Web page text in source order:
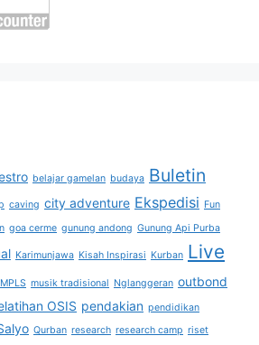
belajar gamelan budaya Buletin
caving city adventure Ekspedisi Fun
goa cerme gunung andong Gunung Api Purba
Karimunjawa Kisah Inspirasi Kurban Live
MPLS musik tradisional Nglanggeran outbond
OSIS pendakian pendidikan
Qurban research research camp riset